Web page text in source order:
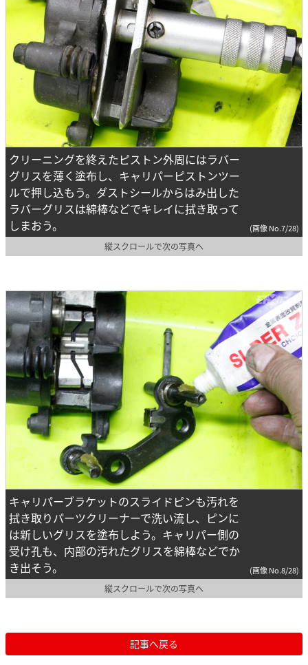
クリーニングを終えたピストン外周にはラバー
グリスを薄く塗布し、キャリパーピストンツー
ルで押し込もう。ダストシールからはみ出した
ラバーグリスは綿棒などでキレイに拭き取って
しまおう。
(画像 No.7/28)
縦スクロールで次の写真へ
キャリパーブラケットのスライドピンも汚れを
拭き取りパーツクリーナーで洗い流し、ピンに
は新しいグリスを塗布しよう。キャリパー側の
受け孔も、内部の汚れたグリスを綿棒などでか
き出そう。
(画像 No.8/28)
縦スクロールで次の写真へ
記事へ戻る